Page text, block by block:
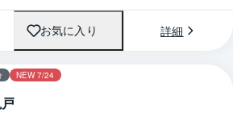
お気に入り 詳細
NEW 7/24